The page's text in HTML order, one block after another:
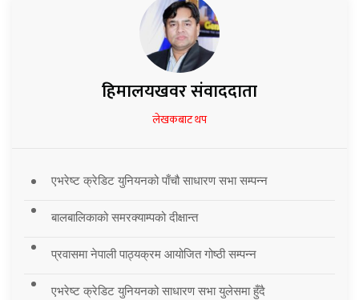
हिमालयखवर संवाददाता
लेखकबाट थप
एभरेष्ट क्रेडिट युनियनको पाँचौ साधारण सभा सम्पन्न
बालबालिकाको समरक्याम्पको दीक्षान्त
प्रवासमा नेपाली पाठ्यक्रम आयोजित गोष्ठी सम्पन्न
एभरेष्ट क्रेडिट युनियनको साधारण सभा युलेसमा हुँदै